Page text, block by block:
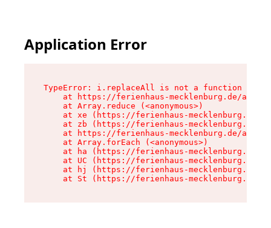
Application Error
TypeError: i.replaceAll is not a function
at https://ferienhaus-mecklenburg.de/
    at Array.reduce (<anonymous>)
at xe (https://ferienhaus-mecklenburg.de/
at zb (https://ferienhaus-mecklenburg.de/
at https://ferienhaus-mecklenburg.de/
    at Array.forEach (<anonymous>)
at ha (https://ferienhaus-mecklenburg.de/
at UC (https://ferienhaus-mecklenburg.de/
at hj (https://ferienhaus-mecklenburg.de/
at St (https://ferienhaus-mecklenburg.de/